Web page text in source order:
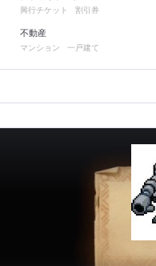
興行チケット 割引券
不動産
マンション 一戸建て